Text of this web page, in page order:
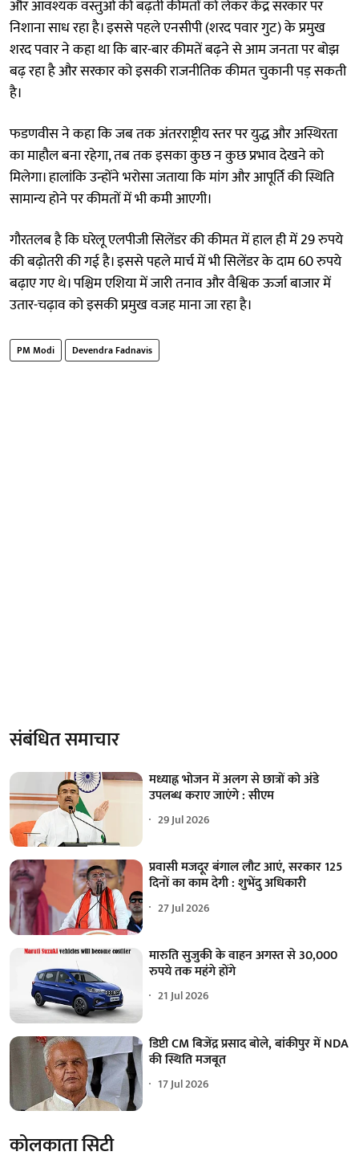
और आवश्यक वस्तुओं की बढ़ती कीमतों को लेकर केंद्र सरकार पर
निशाना साध रहा है। इससे पहले एनसीपी (शरद पवार गुट) के प्रमुख
शरद पवार ने कहा था कि बार-बार कीमतें बढ़ने से आम जनता पर बोझ
बढ़ रहा है और सरकार को इसकी राजनीतिक कीमत चुकानी पड़ सकती
है।
फडणवीस ने कहा कि जब तक अंतरराष्ट्रीय स्तर पर युद्ध और अस्थिरता
का माहौल बना रहेगा, तब तक इसका कुछ न कुछ प्रभाव देखने को
मिलेगा। हालांकि उन्होंने भरोसा जताया कि मांग और आपूर्ति की स्थिति
सामान्य होने पर कीमतों में भी कमी आएगी।
गौरतलब है कि घरेलू एलपीजी सिलेंडर की कीमत में हाल ही में 29 रुपये
की बढ़ोतरी की गई है। इससे पहले मार्च में भी सिलेंडर के दाम 60 रुपये
बढ़ाए गए थे। पश्चिम एशिया में जारी तनाव और वैश्विक ऊर्जा बाजार में
उतार-चढ़ाव को इसकी प्रमुख वजह माना जा रहा है।
PM Modi Devendra Fadnavis
संबंधित समाचार
मध्याह्न भोजन में अलग से छात्रों को अंडे
उपलब्ध कराए जाएंगे : सीएम
29 Jul 2026
प्रवासी मजदूर बंगाल लौट आएं, सरकार 125
दिनों का काम देगी : शुभेंदु अधिकारी
27 Jul 2026
मारुति सुजुकी के वाहन अगस्त से 30,000
रुपये तक महंगे होंगे
21 Jul 2026
डिप्टी CM बिजेंद्र प्रसाद बोले, बांकीपुर में NDA
की स्थिति मजबूत
17 Jul 2026
कोलकाता सिटी